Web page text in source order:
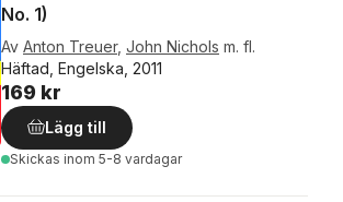
No. 1)
Av Anton Treuer, John Nichols m. fl.
Häftad, Engelska, 2011
169 kr
Lägg till
Skickas inom 5-8 vardagar